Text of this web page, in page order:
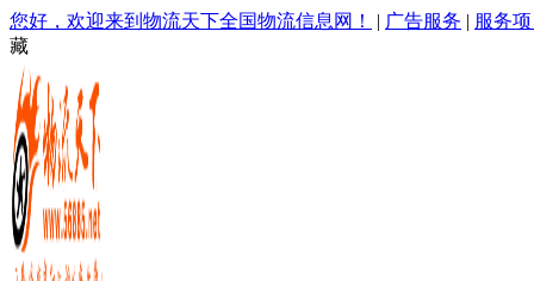
您好，欢迎来到物流天下全国物流信息网！ | 广告服务 | 服务
藏